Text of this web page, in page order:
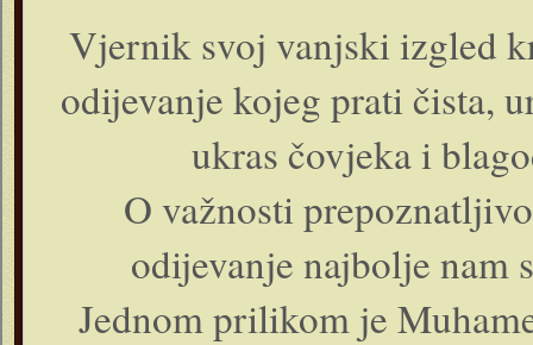
Vjernik svoj vanjski izgled
odijevanje kojeg prati čista,
ukras čovjeka i
O važnosti
odijevanje najbolje nam
Jednom prilikom je